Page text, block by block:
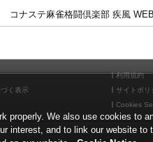
コナステ麻雀格闘倶楽部 疾風
利用規約
く表示
サイトポリ
Cookies
properly. We also use cookies to
interest, and to link our website to